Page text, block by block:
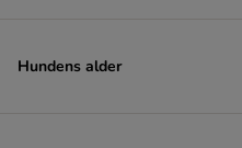
Hundens alder